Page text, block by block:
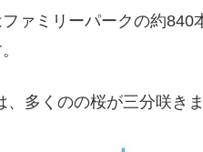
ァミリーパークの約840
多くのの桜が三分咲き